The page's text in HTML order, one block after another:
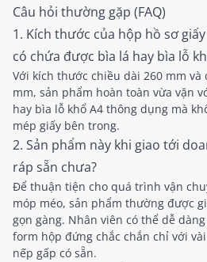
Câu hỏi thường gặp (FAQ)
1. Kích thước của hộp hồ sơ
có chứa được bìa lá hay bìa lỗ
Với kích thước chiều dài 260 mm và
mm, sản phẩm hoàn toàn vừa vặn
hay bìa lỗ khổ A4 thông dụng mà
mép giấy bên trong.
2. Sản phẩm này khi giao tới
ráp sẵn chưa?
Để thuận tiện cho quá trình vận
móp méo, sản phẩm thường được
gọn gàng. Nhân viên có thể dễ
form hộp đứng chắc chắn chỉ với
nếp gấp có sẵn.